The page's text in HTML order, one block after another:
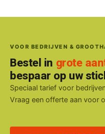
VOOR BEDRIJVEN &
Bestel in grote
bespaar op uw
Speciaal tarief voor
Vraag een offerte aan voor